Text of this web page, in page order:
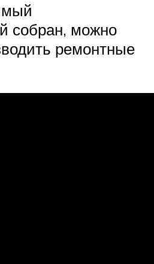
собран, можно
ремонтные